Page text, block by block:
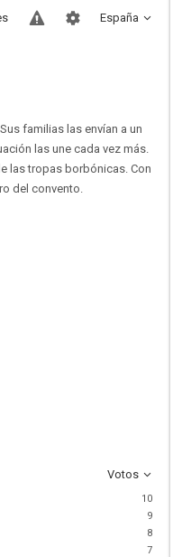
España
familias las envían a un
las une cada vez más.
las tropas borbónicas. Con
del convento.
Votos
10
9
8
7